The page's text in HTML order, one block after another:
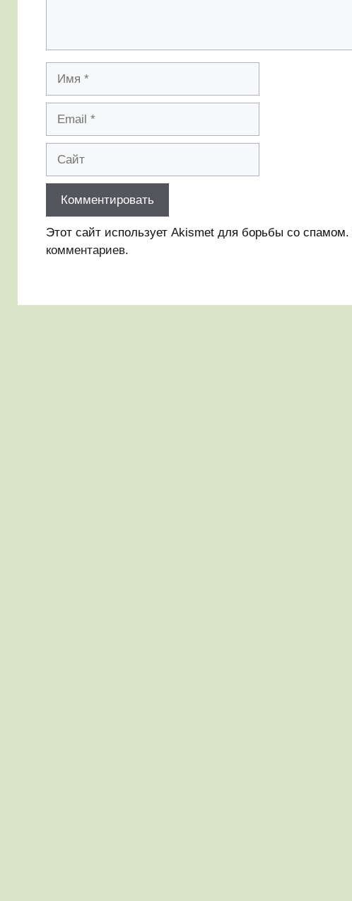
Этот сайт использует Akismet для борьбы со спамом.
комментариев.